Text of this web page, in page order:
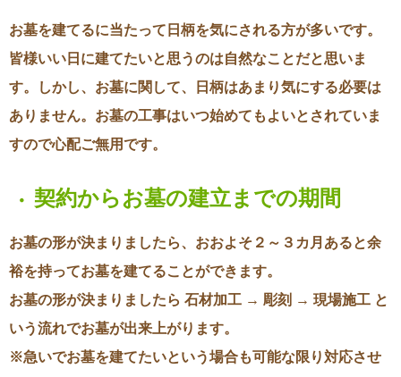
お墓を建てるに当たって日柄を気にされる方が多いです。
皆様いい日に建てたいと思うのは自然なことだと思いま
す。しかし、お墓に関して、日柄はあまり気にする必要は
ありません。お墓の工事はいつ始めてもよいとされていま
すので心配ご無用です。
・ 契約からお墓の建立までの期間
お墓の形が決まりましたら、おおよそ２～３カ月あると余
裕を持ってお墓を建てることができます。
お墓の形が決まりましたら 石材加工 → 彫刻 → 現場施工 と
いう流れでお墓が出来上がります。
※急いでお墓を建てたいという場合も可能な限り対応させ